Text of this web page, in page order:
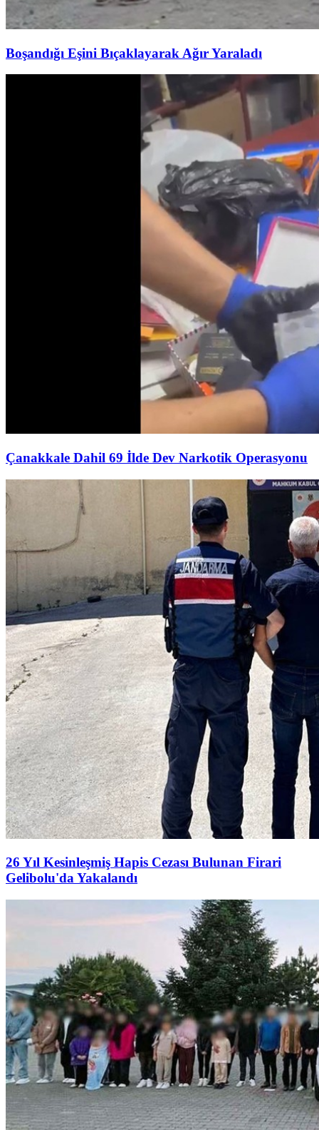
Boşandığı Eşini Bıçaklayarak Ağır Yaraladı
Çanakkale Dahil 69 İlde Dev Narkotik Operasyonu
26 Yıl Kesinleşmiş Hapis Cezası Bulunan Firari
Gelibolu'da Yakalandı